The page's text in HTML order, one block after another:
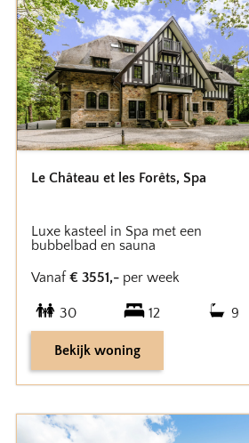
Le Château et les Forêts, Spa
Luxe kasteel in Spa met een
bubbelbad en sauna
Vanaf € 3551,- per week
30 12 9
Bekijk woning